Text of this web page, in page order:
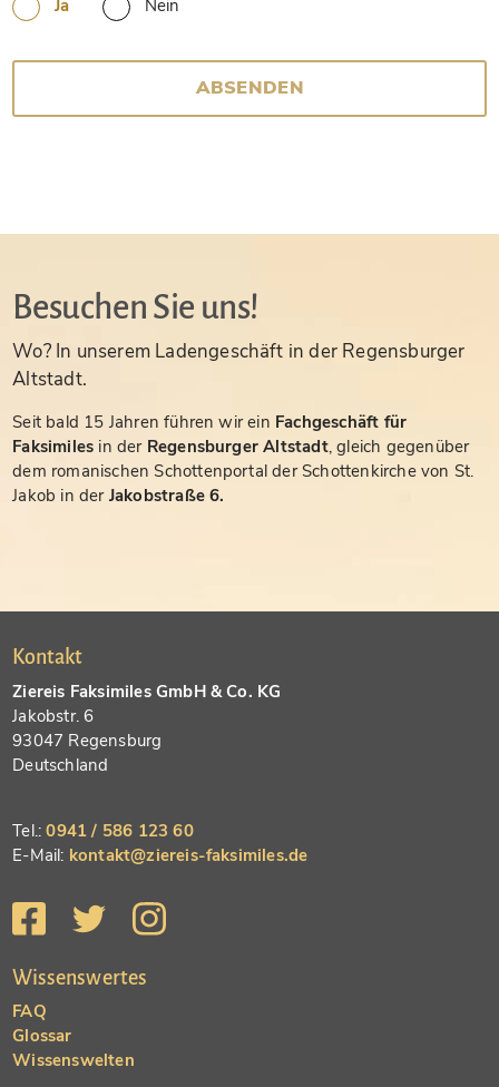
Ja
Nein
ABSENDEN
Besuchen Sie uns!
Wo? In unserem Ladengeschäft in der Regensburger
Altstadt.
Seit bald 15 Jahren führen wir ein Fachgeschäft für
Faksimiles in der Regensburger Altstadt, gleich gegenüber
dem romanischen Schottenportal der Schottenkirche von St.
Jakob in der Jakobstraße 6.
Kontakt
Ziereis Faksimiles GmbH & Co. KG
Jakobstr. 6
93047 Regensburg
Deutschland
Tel.:0941 / 586 123 60
E-Mail: kontakt@ziereis-faksimiles.de
Wissenswertes
FAQ
Glossar
Wissenswelten